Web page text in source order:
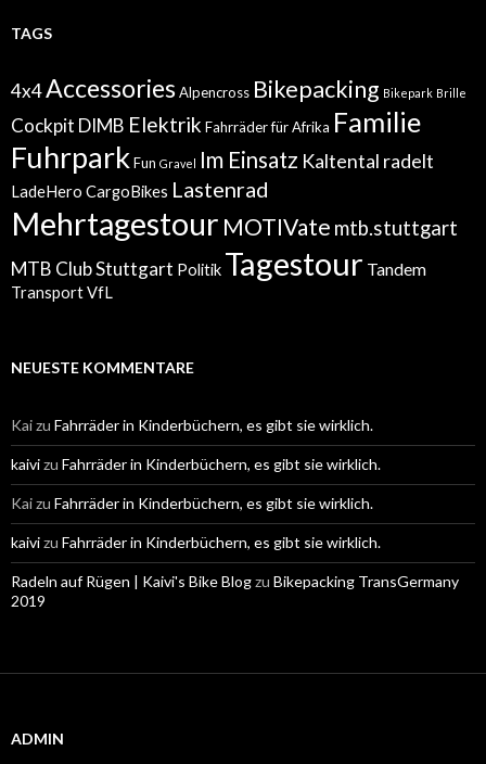
TAGS
4x4AccessoriesAlpencross Bikepacking Bikepark Brille
Cockpit DIMB Elektrik Fahrräder für Afrika Familie
FuhrparkFun Gravel Im Einsatz Kaltental radelt
LadeHero CargoBikes Lastenrad
Mehrtagestour MOTIVate mtb.stuttgart
MTB Club Stuttgart Politik Tagestour Tandem
TransportVfL
NEUESTE KOMMENTARE
Kaizu Fahrräder in Kinderbüchern, es gibt sie wirklich.
kaivizu Fahrräder in Kinderbüchern, es gibt sie wirklich.
Kaizu Fahrräder in Kinderbüchern, es gibt sie wirklich.
kaivizu Fahrräder in Kinderbüchern, es gibt sie wirklich.
Radeln auf Rügen | Kaivi's Bike Blogzu Bikepacking TransGermany
2019
ADMIN